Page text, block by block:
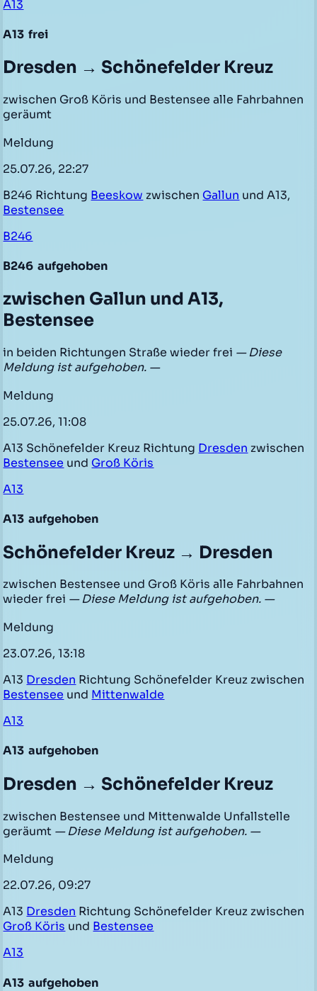
A13
A13 frei
Dresden → Schönefelder Kreuz
zwischen Groß Köris und Bestensee alle Fahrbahnen
geräumt
Meldung
25.07.26, 22:27
B246 Richtung Beeskow zwischen Gallun und A13,
Bestensee
B246
B246 aufgehoben
zwischen Gallun und A13,
Bestensee
in beiden Richtungen Straße wieder frei — Diese
Meldung ist aufgehoben. —
Meldung
25.07.26, 11:08
A13 Schönefelder Kreuz Richtung Dresden zwischen
Bestensee und Groß Köris
A13
A13 aufgehoben
Schönefelder Kreuz → Dresden
zwischen Bestensee und Groß Köris alle Fahrbahnen
wieder frei — Diese Meldung ist aufgehoben. —
Meldung
23.07.26, 13:18
A13 Dresden Richtung Schönefelder Kreuz zwischen
Bestensee und Mittenwalde
A13
A13 aufgehoben
Dresden → Schönefelder Kreuz
zwischen Bestensee und Mittenwalde Unfallstelle
geräumt — Diese Meldung ist aufgehoben. —
Meldung
22.07.26, 09:27
A13 Dresden Richtung Schönefelder Kreuz zwischen
Groß Köris und Bestensee
A13
A13 aufgehoben